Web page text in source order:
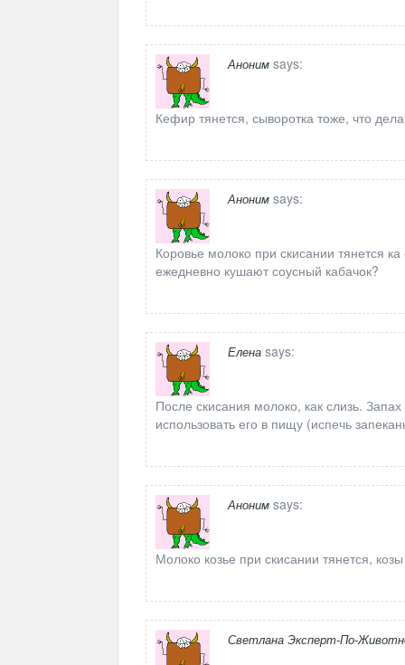
Аноним says:
Кефир тянется, сыворотка тоже, что
Аноним says:
Коровье молоко при скисании тянется
ежедневно кушают соусный кабачок?
Елена says:
После скисания молоко, как слизь.
использовать его в пищу (испечь
Аноним says:
Молоко козье при скисании тянется,
Светлана Эксперт-По-